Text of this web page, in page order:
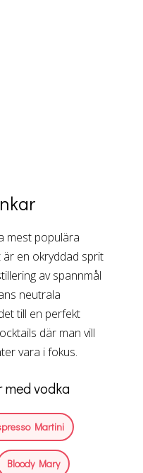
mest populära
en okryddad sprit
av spannmål
neutrala
till en perfekt
där man vill
vara i fokus.
vodka
Martini
Bloody Mary